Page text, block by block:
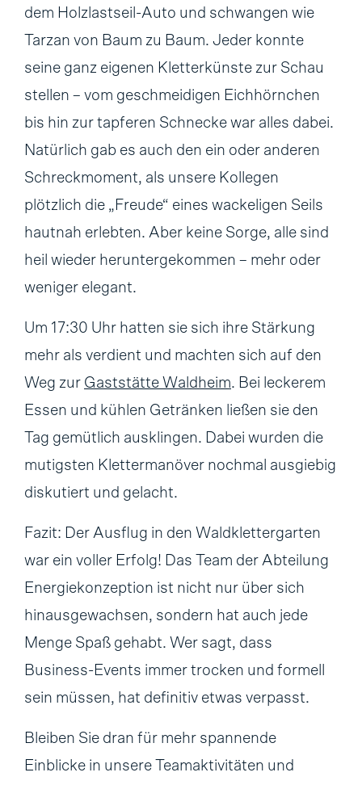
dem Holzlastseil-Auto und schwangen wie
Tarzan von Baum zu Baum. Jeder konnte
seine ganz eigenen Kletterkünste zur Schau
stellen – vom geschmeidigen Eichhörnchen
bis hin zur tapferen Schnecke war alles dabei.
Natürlich gab es auch den ein oder anderen
Schreckmoment, als unsere Kollegen
plötzlich die „Freude“ eines wackeligen Seils
hautnah erlebten. Aber keine Sorge, alle sind
heil wieder heruntergekommen – mehr oder
weniger elegant.
Um 17:30 Uhr hatten sie sich ihre Stärkung
mehr als verdient und machten sich auf den
Weg zur Gaststätte Waldheim. Bei leckerem
Essen und kühlen Getränken ließen sie den
Tag gemütlich ausklingen. Dabei wurden die
mutigsten Klettermanöver nochmal ausgiebig
diskutiert und gelacht.
Fazit: Der Ausflug in den Waldklettergarten
war ein voller Erfolg! Das Team der Abteilung
Energiekonzeption ist nicht nur über sich
hinausgewachsen, sondern hat auch jede
Menge Spaß gehabt. Wer sagt, dass
Business-Events immer trocken und formell
sein müssen, hat definitiv etwas verpasst.
Bleiben Sie dran für mehr spannende
Einblicke in unsere Teamaktivitäten und